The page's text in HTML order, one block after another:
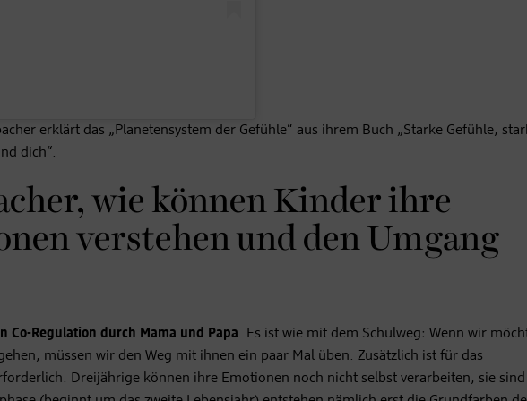
erklärt das „Planetensystem der Gefühle“ aus ihrem Buch „Starke Gefühle,
dich“.
wie können Kinder ihre
verstehen und den Umgang
Co-Regulation durch Mama und Papa. Es ist wie mit dem Schulweg: Wenn wir
müssen wir den Weg mit ihnen ein paar Mal üben. Zusätzlich ist für das
Dreijährige können ihre Emotionen noch nicht selbst verarbeiten, sie